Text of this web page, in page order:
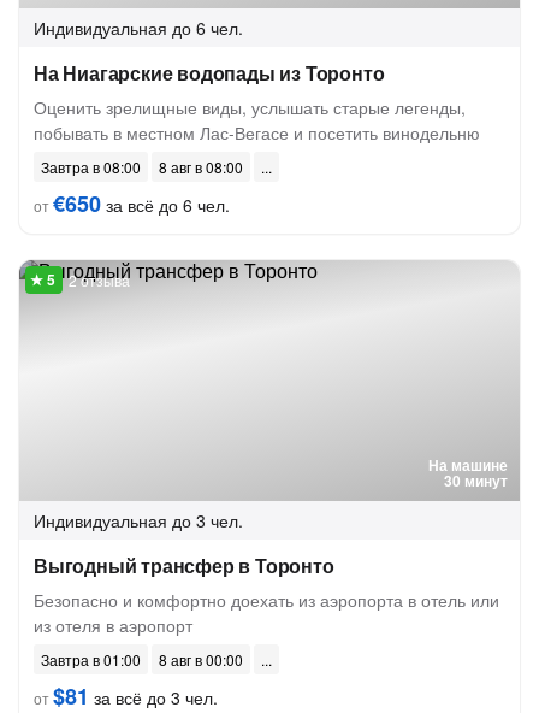
Индивидуальная до 6 чел.
На Ниагарские водопады из Торонто
Оценить зрелищные виды, услышать старые легенды,
побывать в местном Лас-Вегасе и посетить винодельню
Завтра в 08:00
8 авг в 08:00
от€650 за всё до 6 чел.
На машине
30 минут
2 отзыва
Индивидуальная до 3 чел.
Выгодный трансфер в Торонто
Безопасно и комфортно доехать из аэропорта в отель или
из отеля в аэропорт
Завтра в 01:00
8 авг в 00:00
от$81 за всё до 3 чел.